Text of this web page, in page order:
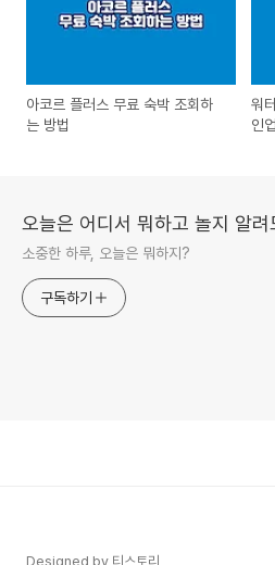
아코르 플러스 무료 숙박 조회하
는 방법
워
인
오늘은 어디서 뭐하고 놀지 알려
소중한 하루, 오늘은 뭐하지?
구독하기
Designed by 티스토리